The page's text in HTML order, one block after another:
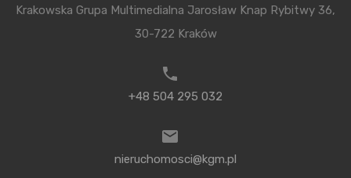
centrum wpływa na poziom zadowolenia z życia
Prestiżowa Wola Justowska
Justowską jako najbardziej prestiżową dzielnicę
Krakowa. Od lat jest kojarzona z luksusem oraz
Krakowska Grupa Multimedialna Jarosław Knap Rybitwy 36,
30-722 Kraków
+48 504 295 032
nieruchomosci@kgm.pl